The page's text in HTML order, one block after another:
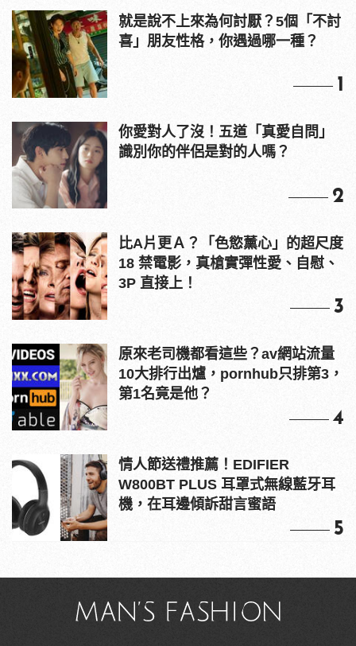
就是說不上來為何討厭？5個「不討
喜」朋友性格，你遇過哪一種？
1
你愛對人了沒！五道「真愛自問」
識別你的伴侶是對的人嗎？
2
比A片更Ａ？「色慾薰心」的超尺度
18 禁電影，真槍實彈性愛、自慰、
3P 直接上！
3
原來老司機都看這些？av網站流量
10大排行出爐，pornhub只排第3，
第1名竟是他？
4
情人節送禮推薦！EDIFIER
W800BT PLUS 耳罩式無線藍牙耳
機，在耳邊傾訴甜言蜜語
5